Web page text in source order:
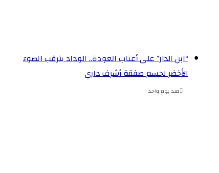
“ابن الدار” على أعتاب العودة.. الوداد يترقب الضوء
الأخضر لحسم صفقة أشرف داري
مند يوم واحد